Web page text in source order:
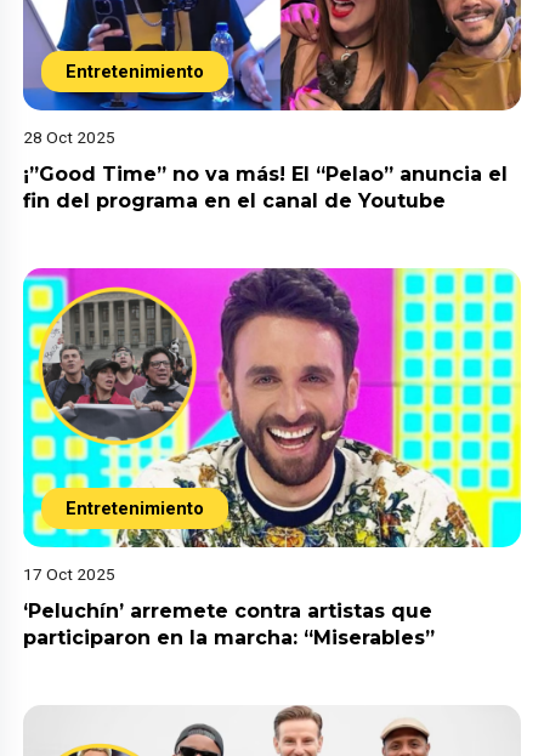
Entretenimiento
28 Oct 2025
¡”Good Time” no va más! El “Pelao” anuncia el
fin del programa en el canal de Youtube
Entretenimiento
17 Oct 2025
‘Peluchín’ arremete contra artistas que
participaron en la marcha: “Miserables”